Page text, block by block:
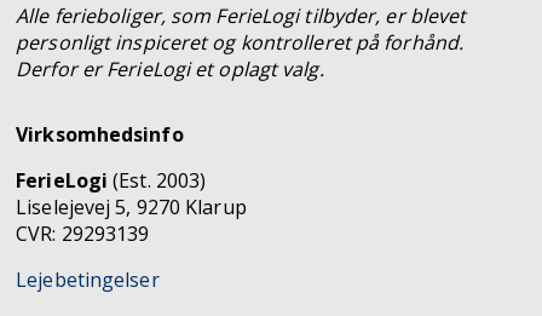
Alle ferieboliger, som FerieLogi tilbyder, er blevet
personligt inspiceret og kontrolleret på forhånd.
Derfor er FerieLogi et oplagt valg.
Virksomhedsinfo
FerieLogi(Est. 2003)
Liselejevej 5, 9270 Klarup
CVR: 29293139
Lejebetingelser